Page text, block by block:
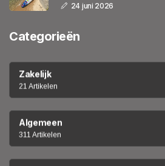
24 juni 2026
Categorieën
Zakelijk
21 Artikelen
Algemeen
311 Artikelen